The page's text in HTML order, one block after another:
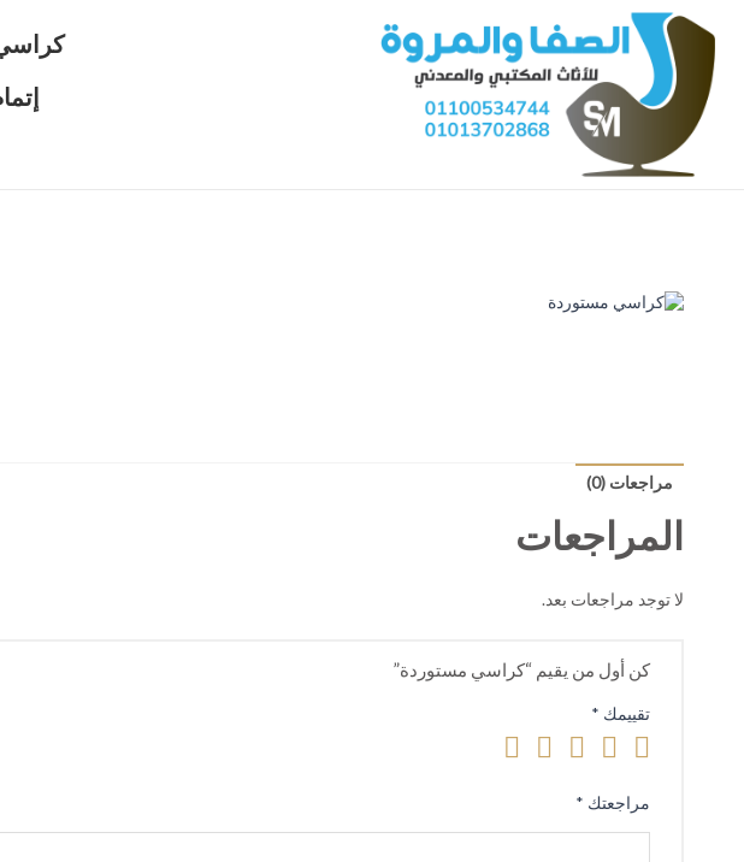
مراجعات (0)
المراجعات
لا توجد مراجعات بعد.
كن أول من يقيم “كراسي مستوردة”
تقييمك *
مراجعتك *